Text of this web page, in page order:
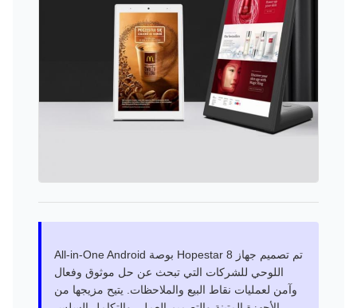
تم تصميم جهاز Hopestar 8 بوصة All-in-One Android
اللوحي للشركات التي تبحث عن حل موثوق وفعال
وآمن لعمليات نقاط البيع والملاحظات. يتيح مزيجها من